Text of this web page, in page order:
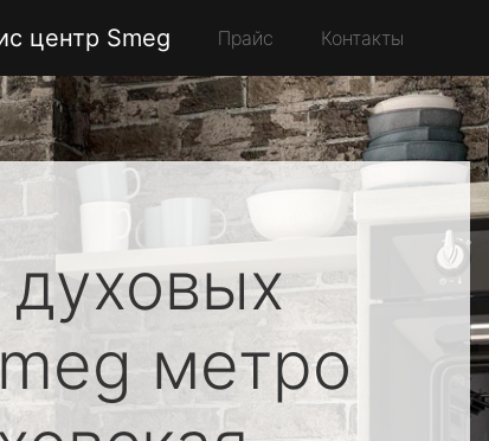
центр Smeg Прайс Контакты
метро